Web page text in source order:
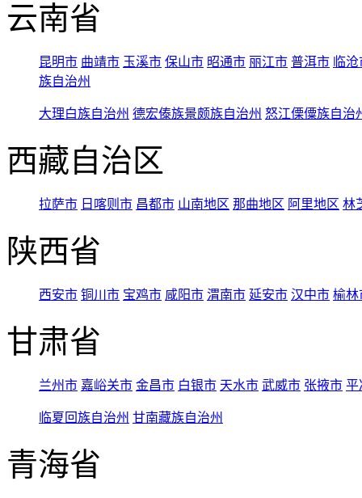
云南省
昆明市 曲靖市 玉溪市 保山市 昭通市 丽江市 普洱市 临
族自治州
大理白族自治州 德宏傣族景颇族自治州 怒江傈僳族自治
西藏自治区
拉萨市 日喀则市 昌都市 山南地区 那曲地区 阿里地区 林
陕西省
西安市 铜川市 宝鸡市 咸阳市 渭南市 延安市 汉中市 榆林
甘肃省
兰州市 嘉峪关市 金昌市 白银市 天水市 武威市 张掖市 平
临夏回族自治州 甘南藏族自治州
青海省